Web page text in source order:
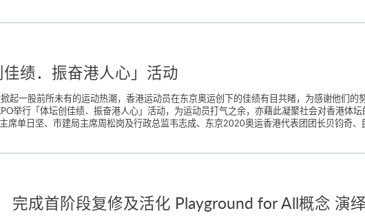
佳绩．振奋港人心」活动
起一股前所未有的运动热潮，香港运动员在东京奥运创下的佳绩有目共睹，为感谢他们的
举行「体坛创佳绩．振奋港人心」活动，为运动员打气之余，亦藉此凝聚社会对香港体
席单日坚、市建局主席周松岗及行政总监韦志成、东京2020奥运香港代表团团长贝钧奇
成首阶段复修及活化 Playground for All概念 演